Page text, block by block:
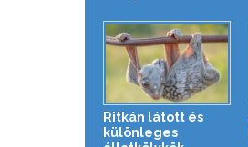
Ritkán látott és
különleges